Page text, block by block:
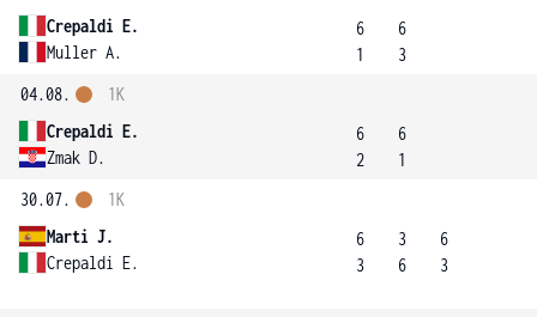
Crepaldi E.
Muller A.
6
1
6
3
04.08.
Crepaldi E.
Zmak D.
1K
6
2
6
1
30.07.
Marti J.
Crepaldi E.
1K
6
3
3
6
6
3